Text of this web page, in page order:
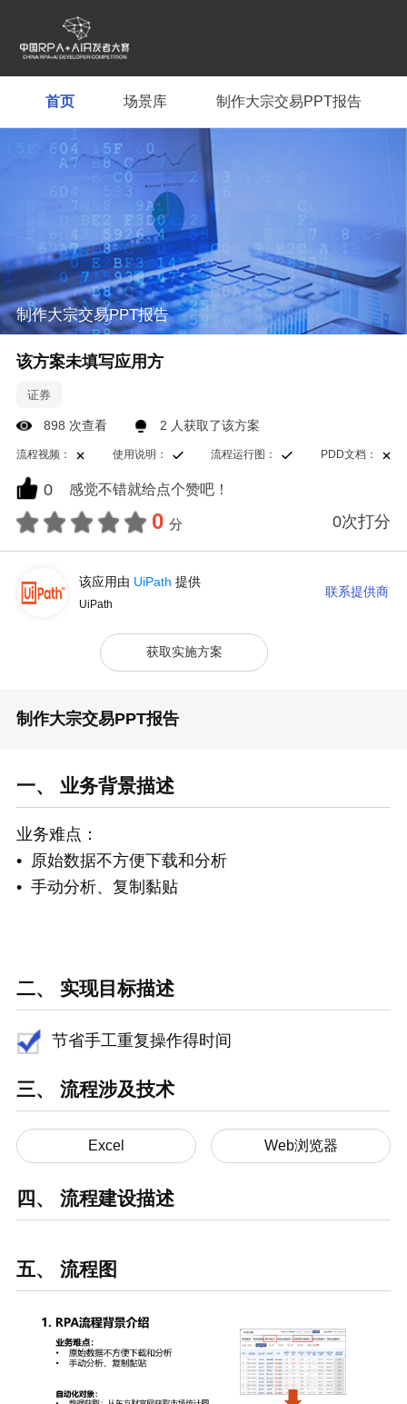
首页 场景库 制作大宗交易PPT报告
制作大宗交易PPT报告
该方案未填写应用方
证券
898 次查看 2 人获取了该方案
流程视频： 使用说明： 流程运行图： PDD文档：
0 感觉不错就给点个赞吧！
0 分 0次打分
该应用由 UiPath 提供
UiPath
联系提供商
获取实施方案
制作大宗交易PPT报告
一、 业务背景描述
业务难点：
• 原始数据不方便下载和分析
• 手动分析、复制黏贴
二、 实现目标描述
节省手工重复操作得时间
三、 流程涉及技术
Excel Web浏览器
四、 流程建设描述
五、 流程图